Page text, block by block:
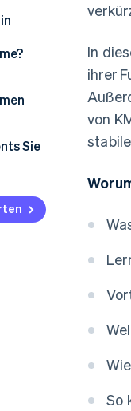
nach
Sie
In
ihrer
von
So